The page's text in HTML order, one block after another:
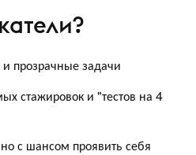
прозрачные задачи
стажировок и "тестов на 4
с шансом проявить себя